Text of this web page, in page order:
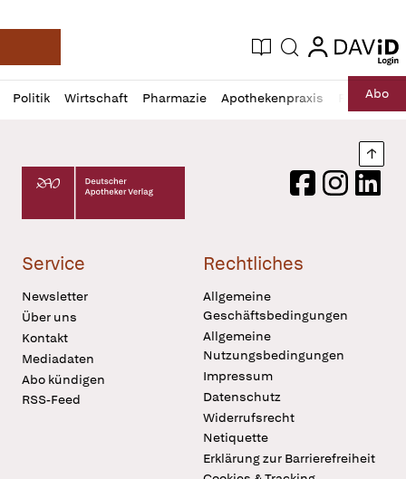
Deutsche Apotheker Zeitung
Aktuelle Ausgabe
Suche login
login
Politik Wirtschaft Pharmazie Apothekenpraxis RechtAbo
Profil
öffnen
Daz
Pur
Deutscher Apotheker Verlag Logo
FacebookInstagram
Service
Newsletter
Über uns
Kontakt
Mediadaten
Abo kündigen
RSS-Feed
Rechtliches
Allgemeine
Geschäftsbedingungen
Allgemeine
Nutzungsbedingungen
Impressum
Datenschutz
Widerrufsrecht
Netiquette
Erklärung zur Barrierefreiheit